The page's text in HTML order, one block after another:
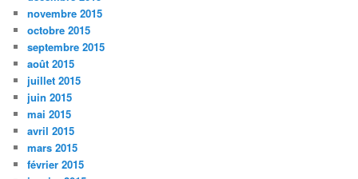
novembre 2015
octobre 2015
septembre 2015
août 2015
juillet 2015
juin 2015
mai 2015
avril 2015
mars 2015
février 2015